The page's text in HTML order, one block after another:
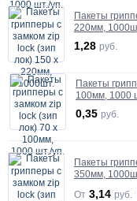
Пакеты
220мм,
1,28 руб.
Пакеты
100мм, 1000
0,35 руб.
Пакеты
350мм,
От 3,14 руб.